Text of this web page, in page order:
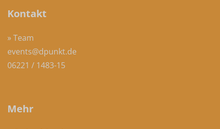
Kontakt
» Team
events@dpunkt.de
06221 / 1483-15
Mehr